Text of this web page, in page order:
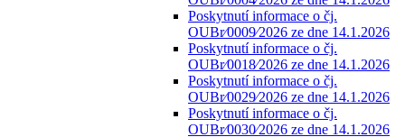
Poskytnutí informace o čj.
OUBr⁄0009⁄2026 ze dne 14.1.2026
Poskytnutí informace o čj.
OUBr⁄0018⁄2026 ze dne 14.1.2026
Poskytnutí informace o čj.
OUBr⁄0029⁄2026 ze dne 14.1.2026
Poskytnutí informace o čj.
OUBr⁄0030⁄2026 ze dne 14.1.2026